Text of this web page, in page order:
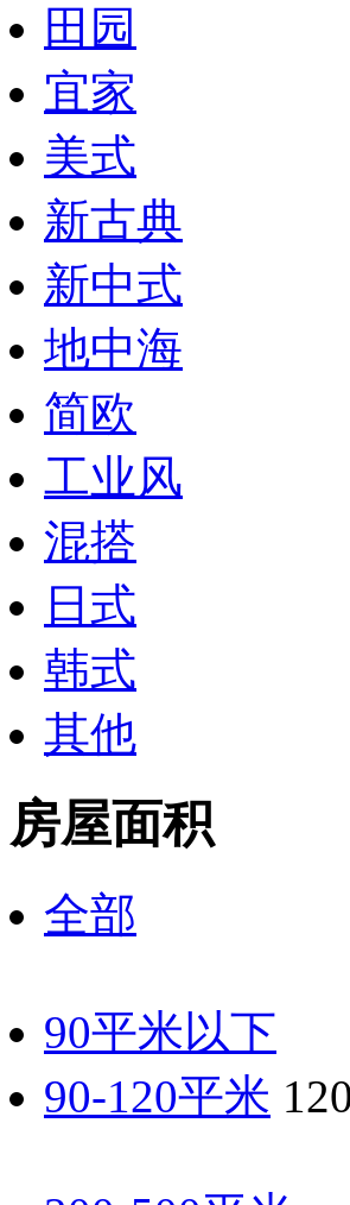
田园
宜家
美式
新古典
新中式
地中海
简欧
工业风
混搭
日式
韩式
其他
房屋面积
全部
90平米以下
90-120平米